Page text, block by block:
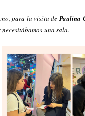
para la visita dePaulina
necesitábamos una sala.